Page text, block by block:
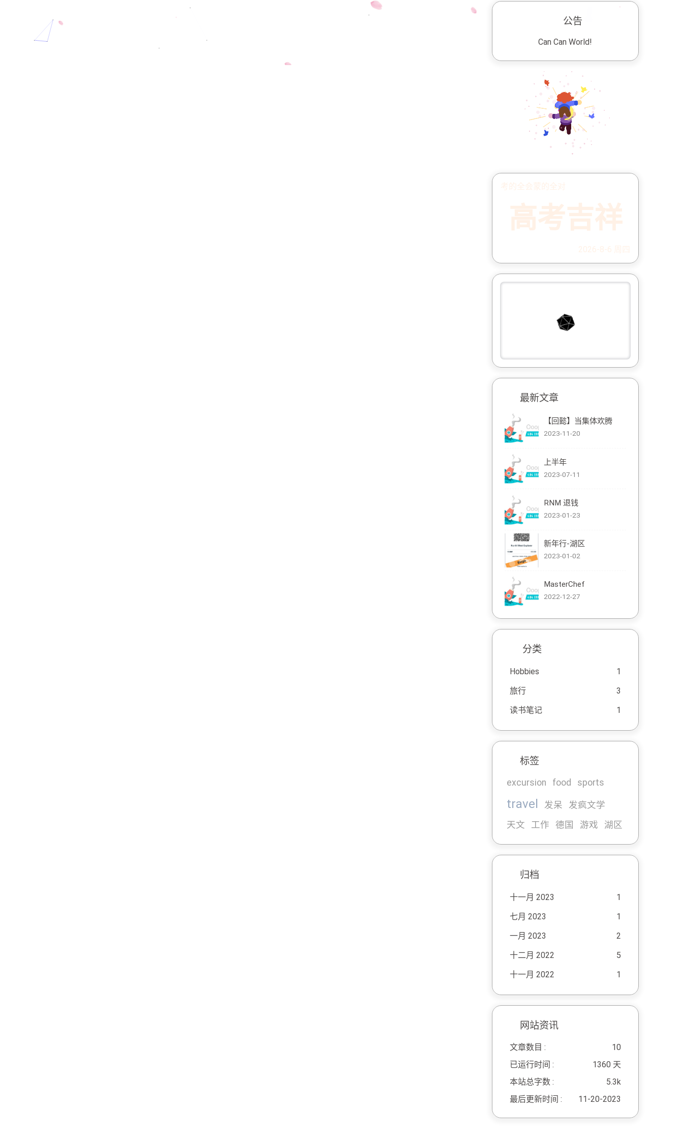
公告
Can Can World!
考的全会蒙的全对
高考吉祥
2026-8-6 周四
最新文章
【回懿】当集体欢腾
2023-11-20
上半年
2023-07-11
RNM 退钱
2023-01-23
新年行-湖区
2023-01-02
MasterChef
2022-12-27
分类
Hobbies
1
旅行
3
读书笔记
1
标签
excursion food sports
travel 发呆
发疯文学
天文
工作 德国 游戏 湖区
归档
十一月 2023
1
七月 2023
1
一月 2023
2
十二月 2022
5
十一月 2022
1
网站资讯
文章数目 :
10
已运行时间 :
1360 天
本站总字数 :
5.3k
最后更新时间 :
11-20-2023